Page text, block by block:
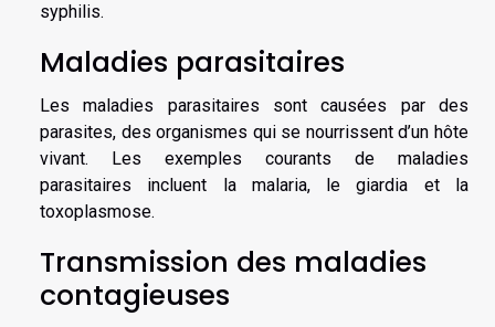
syphilis.
Maladies parasitaires
Les maladies parasitaires sont causées par des
parasites, des organismes qui se nourrissent d’un hôte
vivant. Les exemples courants de maladies
parasitaires incluent la malaria, le giardia et la
toxoplasmose.
Transmission des maladies
contagieuses